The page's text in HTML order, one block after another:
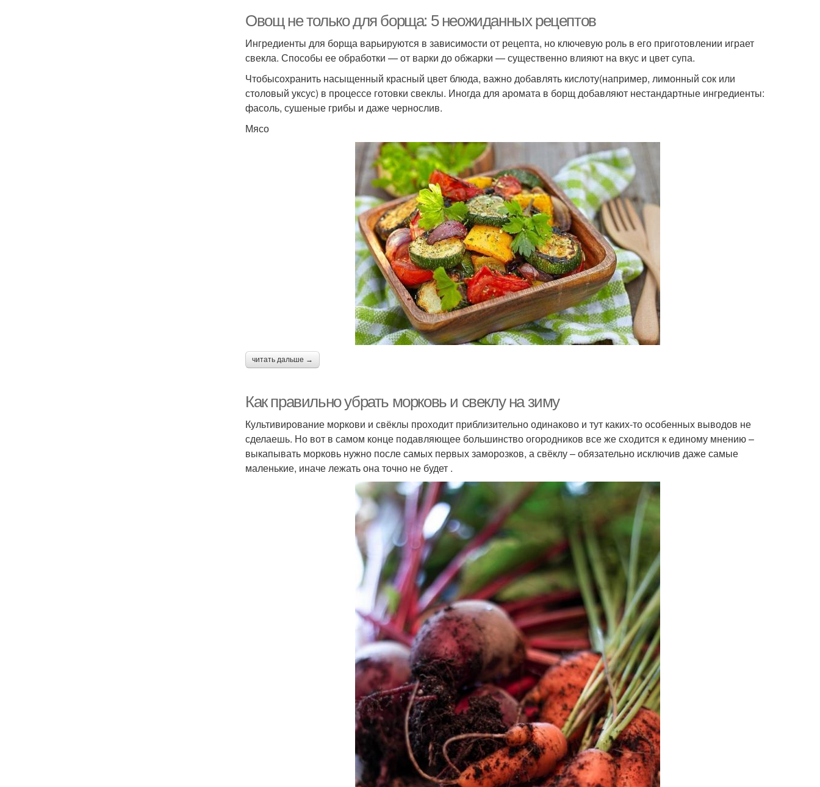
Овощ не только для борща: 5 неожиданных рецептов
Ингредиенты для борща варьируются в зависимости от рецепта, но ключевую роль в его приготовлении играет
свекла. Способы ее обработки — от варки до обжарки — существенно влияют на вкус и цвет супа.
Чтобысохранить насыщенный красный цвет блюда, важно добавлять кислоту(например, лимонный сок или
столовый уксус) в процессе готовки свеклы. Иногда для аромата в борщ добавляют нестандартные ингредиенты:
фасоль, сушеные грибы и даже чернослив.
Мясо
читать дальше →
Как правильно убрать морковь и свеклу на зиму
Культивирование моркови и свёклы проходит приблизительно одинаково и тут каких-то особенных выводов не
сделаешь. Но вот в самом конце подавляющее большинство огородников все же сходится к единому мнению –
выкапывать морковь нужно после самых первых заморозков, а свёклу – обязательно исключив даже самые
маленькие, иначе лежать она точно не будет .